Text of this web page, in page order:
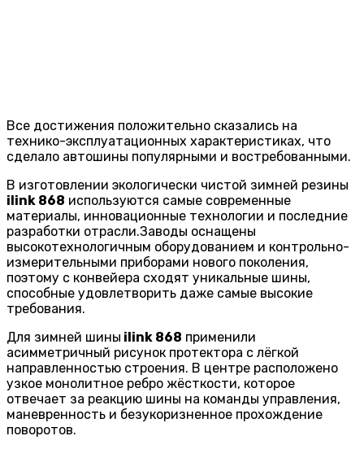
Все достижения положительно сказались на
технико-эксплуатационных характеристиках, что
сделало автошины популярными и востребованными.
В изготовлении экологически чистой зимней резины
ilink 868 используются самые современные
материалы, инновационные технологии и последние
разработки отрасли.Заводы оснащены
высокотехнологичным оборудованием и контрольно-
измерительными приборами нового поколения,
поэтому с конвейера сходят уникальные шины,
способные удовлетворить даже самые высокие
требования.
Для зимней шины ilink 868 применили
асимметричный рисунок протектора с лёгкой
направленностью строения. В центре расположено
узкое монолитное ребро жёсткости, которое
отвечает за реакцию шины на команды управления,
маневренность и безукоризненное прохождение
поворотов.